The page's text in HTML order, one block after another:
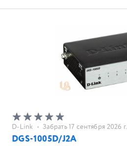
D-Link • Забрать 17 сентября 2026 г.
DGS-1005D/J2A